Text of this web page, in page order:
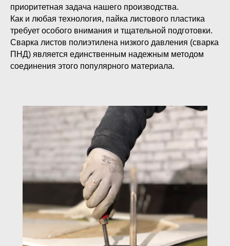
приоритетная задача нашего производства.
Как и любая технология, пайка листового пластика
требует особого внимания и тщательной подготовки.
Сварка листов полиэтилена низкого давления (сварка
ПНД) является единственным надежным методом
соединения этого популярного материала.